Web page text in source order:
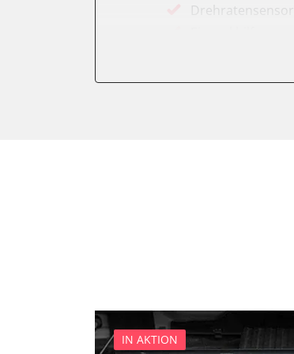
Drehratensensor
Kombiinstrument
Kraftstoffpumpe
IN AKTION